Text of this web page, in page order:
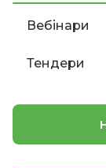
Вебінари
Тендери